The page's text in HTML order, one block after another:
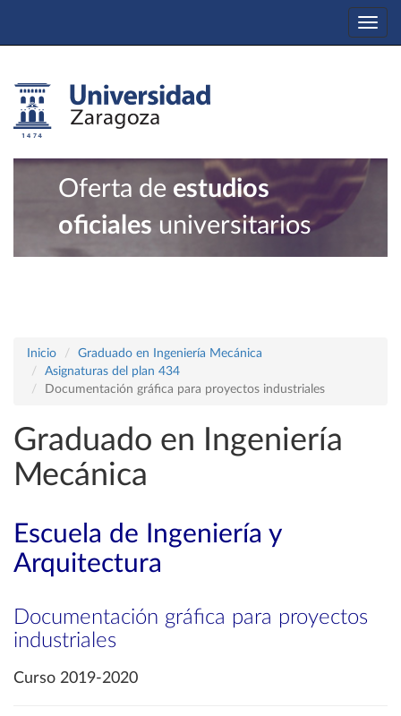
Oferta de estudios
oficiales universitarios
Inicio
Graduado en Ingeniería Mecánica
Asignaturas del plan 434
Documentación gráfica para proyectos industriales
Graduado en Ingeniería
Mecánica
Escuela de Ingeniería y
Arquitectura
Documentación gráfica para proyectos
industriales
Curso 2019-2020